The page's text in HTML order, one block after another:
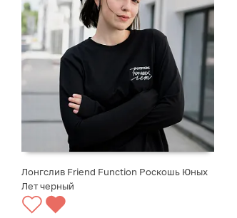
ВЫБРАТЬ ВАРИАНТЫ
Лонгслив Friend Function Роскошь Юных
Лет черный